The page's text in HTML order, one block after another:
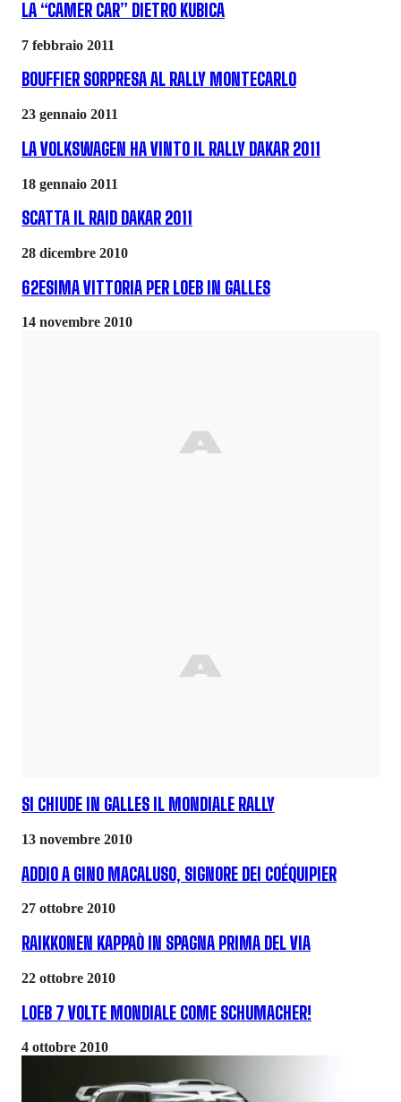
LA “CAMER CAR” DIETRO KUBICA
7 febbraio 2011
BOUFFIER SORPRESA AL RALLY MONTECARLO
23 gennaio 2011
LA VOLKSWAGEN HA VINTO IL RALLY DAKAR 2011
18 gennaio 2011
SCATTA IL RAID DAKAR 2011
28 dicembre 2010
62ESIMA VITTORIA PER LOEB IN GALLES
14 novembre 2010
SI CHIUDE IN GALLES IL MONDIALE RALLY
13 novembre 2010
ADDIO A GINO MACALUSO, SIGNORE DEI COÉQUIPIER
27 ottobre 2010
RAIKKONEN KAPPAÒ IN SPAGNA PRIMA DEL VIA
22 ottobre 2010
LOEB 7 VOLTE MONDIALE COME SCHUMACHER!
4 ottobre 2010